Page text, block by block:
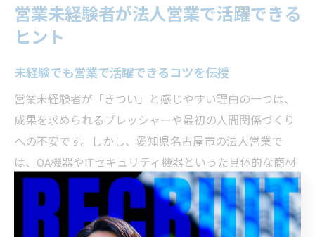
営業未経験者が法人営業で活躍できる
ヒント
未経験でも営業で活躍できるコツを伝授
営業未経験者が「きつい」と感じやすい理由の一つは、
成果を求められるプレッシャーや最初の人間関係づくり
への不安です。しかし、愛知県名古屋市の法人営業で
は、OA機器やITセキュリティ機器といった具体的な商材
を扱うため、提案の型やロジックを体系的に学ぶことが
できます。未経験からでも活躍するためには、まず「素
直な姿勢」と「積極的な質問」が大切です。